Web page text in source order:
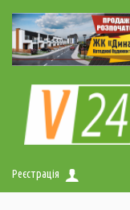
Реєстрація